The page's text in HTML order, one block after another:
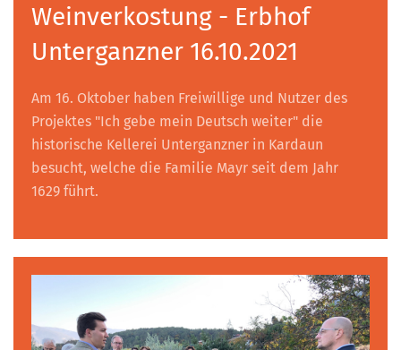
Weinverkostung - Erbhof
Unterganzner 16.10.2021
Am 16. Oktober haben Freiwillige und Nutzer des
Projektes "Ich gebe mein Deutsch weiter" die
historische Kellerei Unterganzner in Kardaun
besucht, welche die Familie Mayr seit dem Jahr
1629 führt.